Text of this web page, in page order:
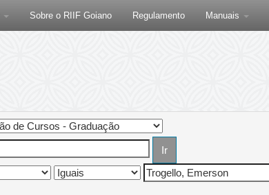
Sobre o RIIF Goiano Regulamento Manuais